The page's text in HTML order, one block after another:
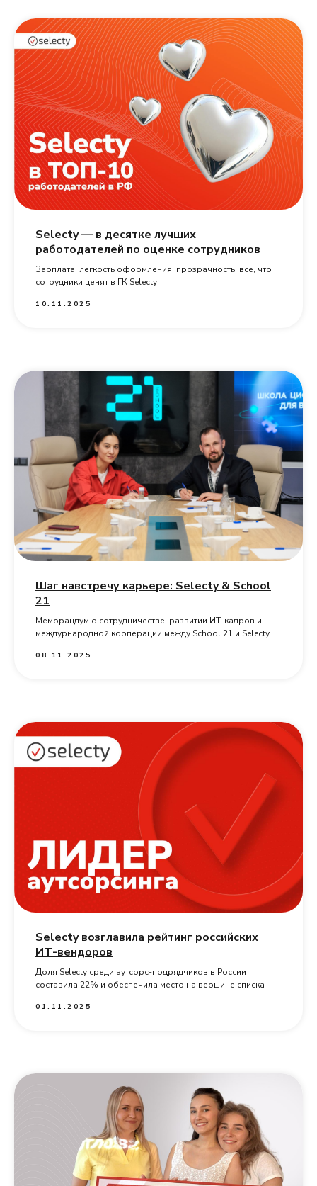
Selecty — в десятке лучших
работодателей по оценке сотрудников
Зарплата, лёгкость оформления, прозрачность: все, что
сотрудники ценят в ГК Selecty
10.11.2025
Шаг навстречу карьере: Selecty & School
21
Меморандум о сотрудничестве, развитии ИТ-кадров и
междурнародной кооперации между School 21 и Selecty
08.11.2025
Selecty возглавила рейтинг российских
ИТ-вендоров
Доля Selecty среди аутсорс-подрядчиков в России
составила 22% и обеспечила место на вершине списка
01.11.2025